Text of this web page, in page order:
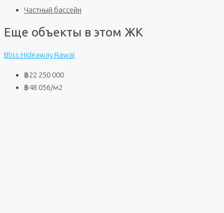
Частный бассейн
Еще объекты в этом ЖК
Bliss Hideaway Rawai
฿22 250 000
฿48 056/м2